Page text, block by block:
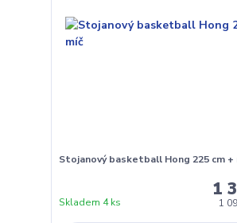
Stojanový basketball Hong 225 cm +
1
1
Skladem 4 ks